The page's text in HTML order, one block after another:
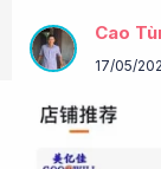
Cao
17/05/